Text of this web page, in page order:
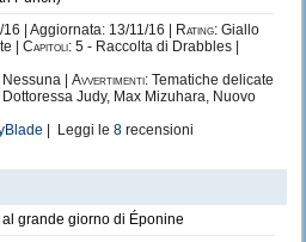
16 | Aggiornata: 13/11/16 | Rating: Giallo
| Capitoli: 5 - Raccolta di Drabbles |
Nessuna | Avvertimenti: Tematiche delicate
Judy, Max Mizuhara, Nuovo
| Leggi le 8 recensioni
grande giorno di Éponine